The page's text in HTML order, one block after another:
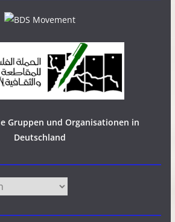
Gruppen und Organisationen in
Deutschland